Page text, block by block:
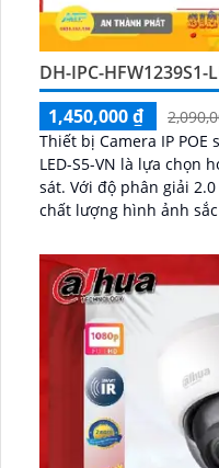
DH-IPC-HFW1239S1-
1,450,000 ₫
Thiết bị Camera IP POE
LED-S5-VN là lựa chọn
sát. Với độ phân giải 2.0 megapixel, camera đảm bảo
chất lượng hình ảnh